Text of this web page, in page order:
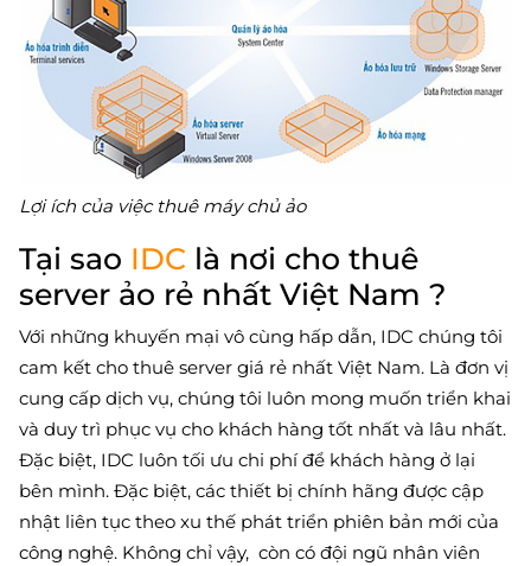
Lợi ích của việc thuê máy chủ ảo
Tại sao IDC là nơi cho thuê
server ảo rẻ nhất Việt Nam ?
Với những khuyến mại vô cùng hấp dẫn, IDC chúng tôi
cam kết cho thuê server giá rẻ nhất Việt Nam. Là đơn vị
cung cấp dịch vụ, chúng tôi luôn mong muốn triển khai
và duy trì phục vụ cho khách hàng tốt nhất và lâu nhất.
Đặc biệt, IDC luôn tối ưu chi phí để khách hàng ở lại
bên mình. Đặc biệt, các thiết bị chính hãng được cập
nhật liên tục theo xu thế phát triển phiên bản mới của
công nghệ. Không chỉ vậy, còn có đội ngũ nhân viên